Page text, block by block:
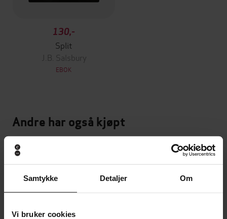
Samtykke Detaljer Om
Vi bruker cookies
130,-
Split
J.B. Salsbury
EBOK
Andre har også kjøpt
Vinner av Rivertonprisen
Premium
Første gang på tilbud